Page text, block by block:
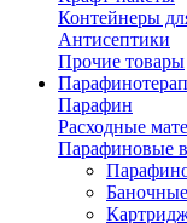
Контейнеры
Антисептики
Прочие товары
Парафин
Расходные
Парафиновые